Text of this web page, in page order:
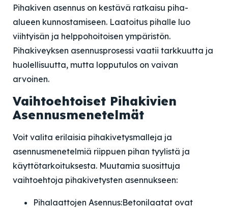
Pihakiven asennus on kestävä ratkaisu piha-
alueen kunnostamiseen. Laatoitus pihalle luo
viihtyisän ja helppohoitoisen ympäristön.
Pihakiveyksen asennusprosessi vaatii tarkkuutta ja
huolellisuutta, mutta lopputulos on vaivan
arvoinen.
Vaihtoehtoiset Pihakivien
Asennusmenetelmät
Voit valita erilaisia pihakivetysmalleja ja
asennusmenetelmiä riippuen pihan tyylistä ja
käyttötarkoituksesta. Muutamia suosittuja
vaihtoehtoja pihakivetysten asennukseen:
Pihalaattojen Asennus:Betonilaatat ovat